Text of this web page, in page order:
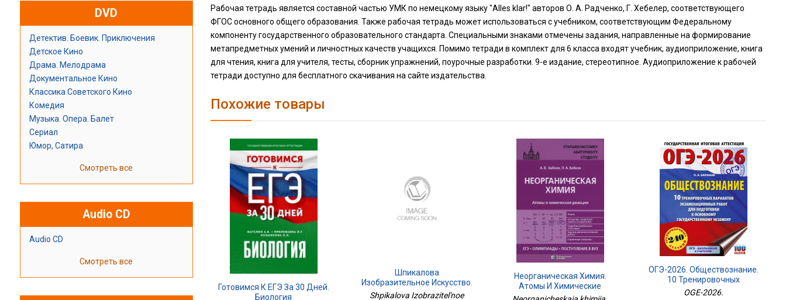
DVD
Детектив. Боевик. Приключения
Детское Кино
Драма. Мелодрама
Документальное Кино
Классика Советского Кино
Комедия
Музыка. Опера. Балет
Сериал
Юмор, Сатира
Смотреть все
Audio CD
Audio CD
Смотреть все
Рабочая тетрадь является составной частью УМК по немецкому языку "Alles klar!" авторов О. А. Радченко, Г. Хебелер, соответствующего
ФГОС основного общего образования. Также рабочая тетрадь может использоваться с учебником, соответствующим Федеральному
компоненту государственного образовательного стандарта. Специальными знаками отмечены задания, направленные на формирование
метапредметных умений и личностных качеств учащихся. Помимо тетради в комплект для 6 класса входят учебник, аудиоприложение, книга
для чтения, книга для учителя, тесты, сборник упражнений, поурочные разработки. 9-е издание, стереотипное. Аудиоприложение к рабочей
тетради доступно для бесплатного скачивания на сайте издательства.
Похожие товары
Готовимся К ЕГЭ За 30 Дней.
Биология
Шпикалова
Изобразительное Искусство.
Учебник 7 Кл. Приложение 2
Shpikalova Izobrazitel'noe
Неорганическая Химия.
Атомы И Химические
Реакции: ЕГЭ, Олимпиады,
ОГЭ-2026. Обществознание.
10 Тренировочных
Вариантов
OGE-2026.